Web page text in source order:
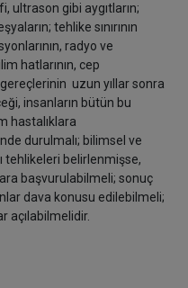
ultrason gibi aygıtların;
tehlike sınırının
radyo ve
hatlarının, cep
uzun yıllar sonra
insanların bütün bu
hastalıklara
durulmalı; bilimsel ve
tehlikeleri belirlenmişse,
başvurulabilmeli; sonuç
dava konusu edilebilmeli;
açılabilmelidir.